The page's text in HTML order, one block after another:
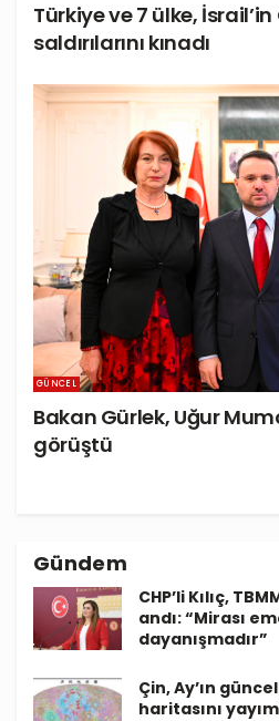
Türkiye ve 7 ülke, İsrail’in
saldırılarını kınadı
GÜNCEL
Bakan Gürlek, Uğur
görüştü
Gündem
CHP’li Kılıç,
andı: “Mirası
dayanışmadır”
Çin, Ay’ın
haritasını